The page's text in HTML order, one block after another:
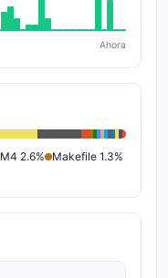
Ahora
M4 2.6%
Makefile 1.3%